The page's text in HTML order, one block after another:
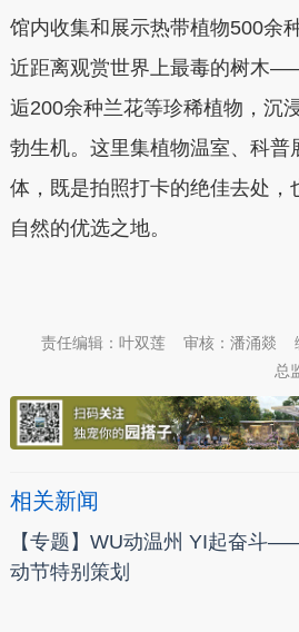
馆内收集和展示热带植物500余
近距离观赏世界上最毒的树木
逅200余种兰花等珍稀植物，沉
勃生机。这里集植物温室、科普
体，既是拍照打卡的绝佳去处，
自然的优选之地。
审核：潘涌燚
责任编辑：叶双莲
总
相关新闻
【专题】WU动温州 YI起奋斗
动节特别策划